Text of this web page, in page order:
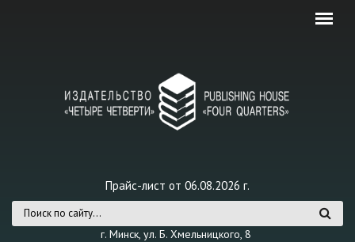
Прайс-лист от 06.08.2026 г.
Форма поискаг. Минск, ул. Б. Хмельницкого, 8